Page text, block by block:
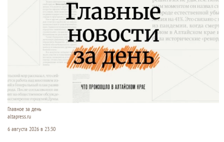
Главное за день
altapress.ru
6 августа 2026 в 23:30